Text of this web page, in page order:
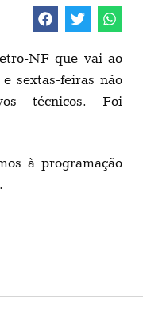
NF que vai ao
sextas-feiras não
técnicos. Foi
à programação